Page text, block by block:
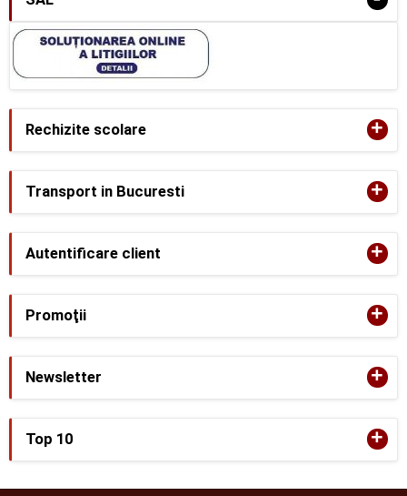
Rechizite scolare +
Transport in Bucuresti +
Autentificare client +
Promoţii +
Newsletter +
Top 10 +